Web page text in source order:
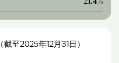
（截至2025年12月31日）